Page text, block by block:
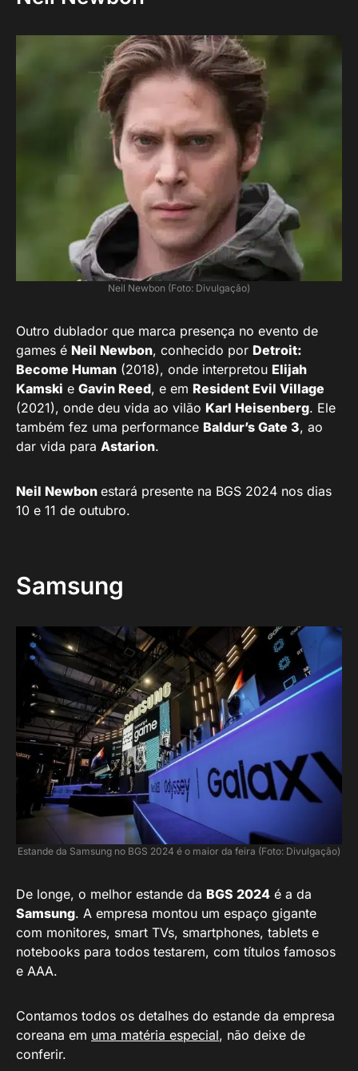
Neil Newbon (Foto: Divulgação)
Outro dublador que marca presença no evento de
games é Neil Newbon, conhecido por Detroit:
Become Human (2018), onde interpretou Elijah
Kamski e Gavin Reed, e em Resident Evil Village
(2021), onde deu vida ao vilão Karl Heisenberg. Ele
também fez uma performance Baldur’s Gate 3, ao
dar vida para Astarion.
Neil Newbon estará presente na BGS 2024 nos dias
10 e 11 de outubro.
Samsung
Estande da Samsung no BGS 2024 é o maior da feira (Foto: Divulgação)
De longe, o melhor estande da BGS 2024 é a da
Samsung. A empresa montou um espaço gigante
com monitores, smart TVs, smartphones, tablets e
notebooks para todos testarem, com títulos famosos
e AAA.
Contamos todos os detalhes do estande da empresa
coreana em uma matéria especial, não deixe de
conferir.